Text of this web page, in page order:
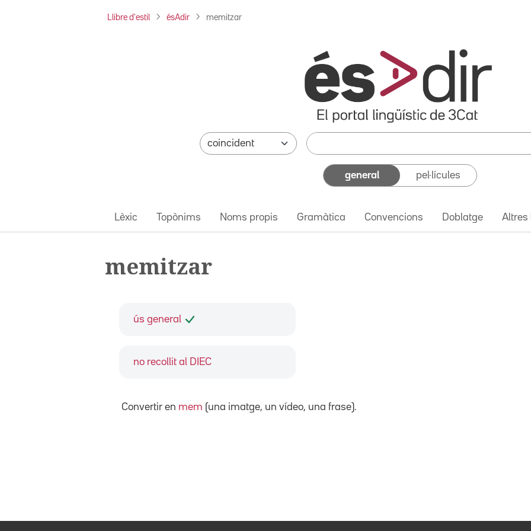
Llibre d'estil ésAdir memitzar
general pel·lícules
Lèxic Topònims Noms propis Gramàtica Convencions Doblatge Altres
memitzar
ús general
no recollit al DIEC
Convertir en mem (una imatge, un vídeo, una frase).